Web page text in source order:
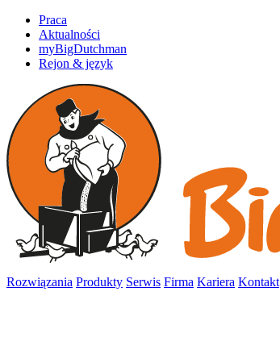
Praca
Aktualności
myBigDutchman
Rejon & język
Rozwiązania Produkty Serwis Firma Kariera Kontakt